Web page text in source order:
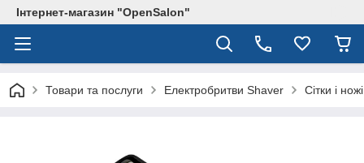
Інтернет-магазин "OpenSalon"
Товари та послуги Електробритви Shaver Сітки і